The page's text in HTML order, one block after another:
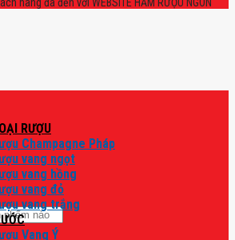
RƯỢU
Champagne Pháp
vang ngọt
vang hồng
vang đỏ
vang trắng
Vang Ý